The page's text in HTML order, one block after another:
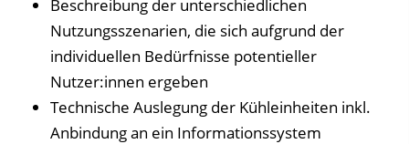
Beschreibung der unterschiedlichen
Nutzungsszenarien, die sich aufgrund der
individuellen Bedürfnisse potentieller
Nutzer:innen ergeben
Technische Auslegung der Kühleinheiten inkl.
Anbindung an ein Informationssystem